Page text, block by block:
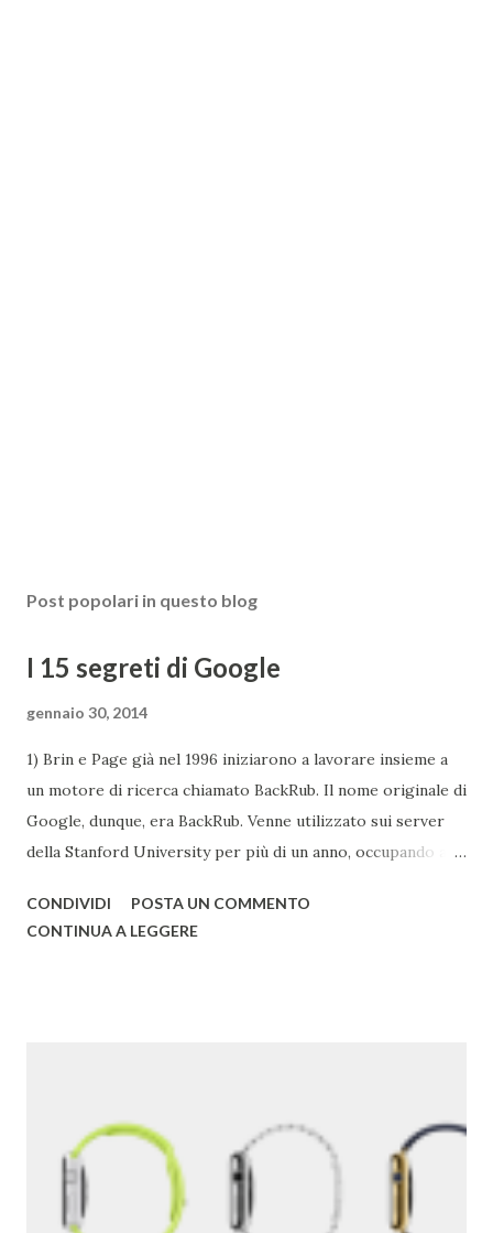
Post popolari in questo blog
I 15 segreti di Google
gennaio 30, 2014
1) Brin e Page già nel 1996 iniziarono a lavorare insieme a
un motore di ricerca chiamato BackRub. Il nome originale di
Google, dunque, era BackRub. Venne utilizzato sui server
della Stanford University per più di un anno, occupando alla
all'università. Una pagina del fratello maggiore di Google è
pagina del primo Google è qui . 2) Google ha acquisito una
media di un'azienda a settimana dal 2010 . 3) Il primo
Doodle fu dedicato al festival Burning Man nel 1998. Brin e
Page lo usarono per avvertire gli utenti che per quel
CONDIVIDI
POSTA UN COMMENTO
CONTINUA A LEGGERE